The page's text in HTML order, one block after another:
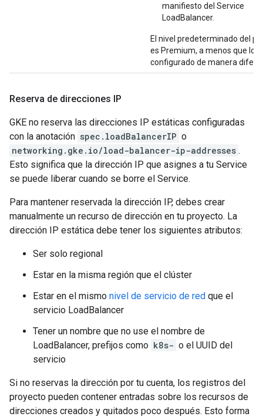
manifiesto del Service
LoadBalancer.
El nivel predeterminado del
es Premium, a menos que lo
configurado de manera
Reserva de direcciones IP
GKE no reserva las direcciones IP estáticas configuradas
con la anotación spec.loadBalancerIP o
networking.gke.io/load-balancer-ip-addresses .
Esto significa que la dirección IP que asignes a tu Service
se puede liberar cuando se borre el Service.
Para mantener reservada la dirección IP, debes crear
manualmente un recurso de dirección en tu proyecto. La
dirección IP estática debe tener los siguientes atributos:
Ser solo regional
Estar en la misma región que el clúster
Estar en el mismo nivel de servicio de red que el
servicio LoadBalancer
Tener un nombre que no use el nombre de
LoadBalancer, prefijos como k8s- o el UUID del
servicio
Si no reservas la dirección por tu cuenta, los registros del
proyecto pueden contener entradas sobre los recursos de
direcciones creados y quitados poco después. Esto forma